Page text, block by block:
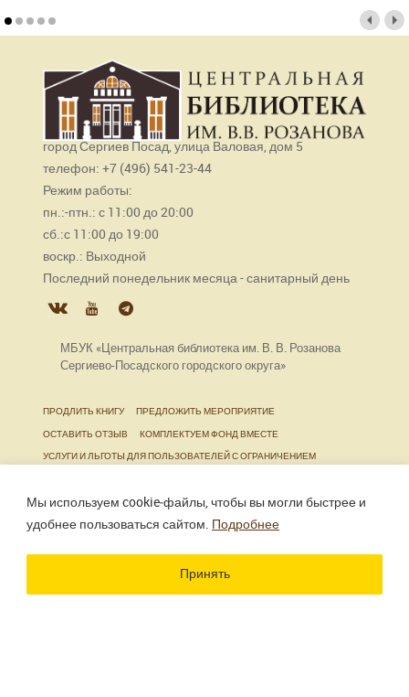
Мы используем cookie‑файлы, чтобы вы могли быстрее и
удобнее пользоваться сайтом. Подробнее
Принять
город Сергиев Посад, улица Валовая, дом 5
телефон: +7 (496) 541-23-44
Режим работы:
пн.:-птн.: с 11:00 до 20:00
сб.:с 11:00 до 19:00
воскр.: Выходной
Последний понедельник месяца - санитарный день
МБУК «Центральная библиотека им. В. В. Розанова
Сергиево-Посадского городского округа»
ПРОДЛИТЬ КНИГУ
ПРЕДЛОЖИТЬ МЕРОПРИЯТИЕ
ОСТАВИТЬ ОТЗЫВ
КОМПЛЕКТУЕМ ФОНД ВМЕСТЕ
УСЛУГИ И ЛЬГОТЫ ДЛЯ ПОЛЬЗОВАТЕЛЕЙ С ОГРАНИЧЕНИЕМ
ЖИЗНЕДЕЯТЕЛЬНОСТИ
Использование материалов сайта разрешено только
при наличии активной ссылки.